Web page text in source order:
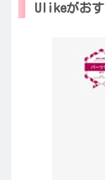
Ulikeがお